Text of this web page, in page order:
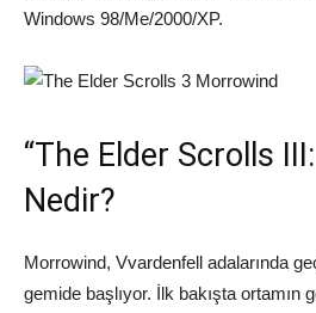
Windows 98/Me/2000/XP.
“The Elder Scrolls
Nedir?
Morrowind, Vvardenfell adalarında
gemide başlıyor. İlk bakışta ortamın